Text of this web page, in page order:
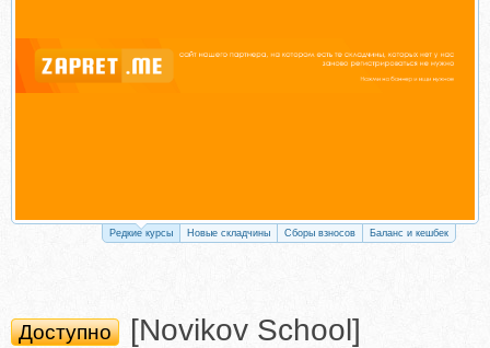
Редкие курсы Новые складчины Сборы взносов Баланс и кешбек
Доступно
[Novikov Sсhool]